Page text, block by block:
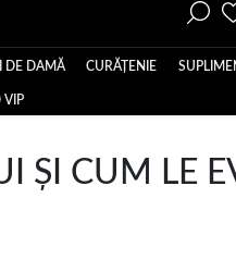
DE DAMĂ CURĂȚENIE
VIP
ȘI CUM LE